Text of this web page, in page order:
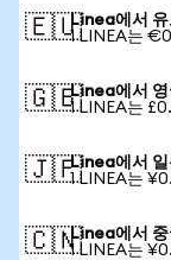
🇪🇺Linea에서
1 LINEA는
🇬🇧Linea에서 영
1 LINEA는
🇯🇵Linea에서 일
1 LINEA는
🇨🇳Linea에서
1 LINEA는